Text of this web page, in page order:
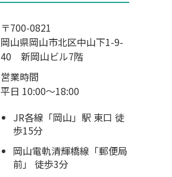
〒700-0821
岡山県岡山市北区中山下1-9-
40 新岡山ビル7階
営業時間
平日 10:00～18:00
JR各線「岡山」駅 東口 徒
歩15分
岡山電軌清輝橋線「郵便局
前」 徒歩3分